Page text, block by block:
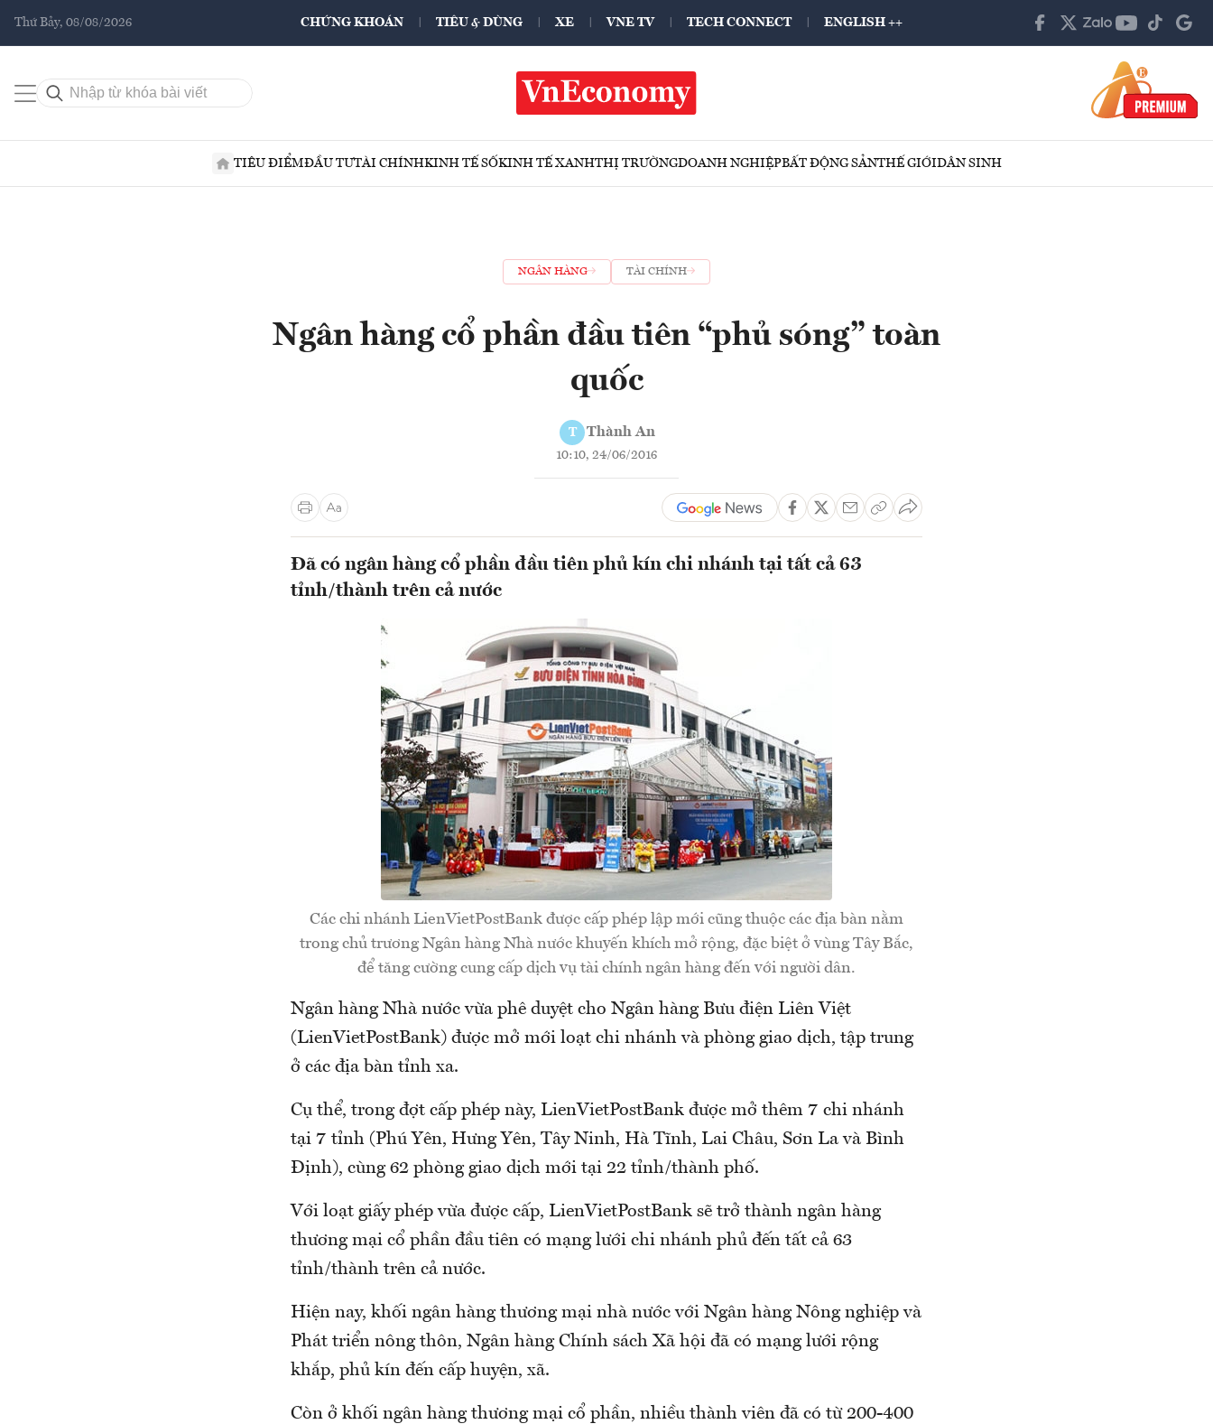
Thứ Bảy, 08/08/2026 CHỨNG KHOÁN TIÊU & DÙNG XE VNE TV TECH CONNECT ENGLISH ++
TIÊU ĐIỂMĐẦU TƯTÀI CHÍNHKINH TẾ SỐKINH TẾ XANHTHỊ TRƯỜNGDOANH NGHIỆPBẤT ĐỘNG SẢNTHẾ GIỚIDÂN SINH
NGÂN HÀNG TÀI CHÍNH
Ngân hàng cổ phần đầu tiên “phủ sóng” toàn
quốc
T Thành An
10:10, 24/06/2016
Đã có ngân hàng cổ phần đầu tiên phủ kín chi nhánh tại tất cả 63
tỉnh/thành trên cả nước
Các chi nhánh LienVietPostBank được cấp phép lập mới cũng thuộc các địa bàn nằm
trong chủ trương Ngân hàng Nhà nước khuyến khích mở rộng, đặc biệt ở vùng Tây Bắc,
để tăng cường cung cấp dịch vụ tài chính ngân hàng đến với người dân.
Ngân hàng Nhà nước vừa phê duyệt cho Ngân hàng Bưu điện Liên Việt
(LienVietPostBank) được mở mới loạt chi nhánh và phòng giao dịch, tập trung
ở các địa bàn tỉnh xa.
Cụ thể, trong đợt cấp phép này, LienVietPostBank được mở thêm 7 chi nhánh
tại 7 tỉnh (Phú Yên, Hưng Yên, Tây Ninh, Hà Tĩnh, Lai Châu, Sơn La và Bình
Định), cùng 62 phòng giao dịch mới tại 22 tỉnh/thành phố.
Với loạt giấy phép vừa được cấp, LienVietPostBank sẽ trở thành ngân hàng
thương mại cổ phần đầu tiên có mạng lưới chi nhánh phủ đến tất cả 63
tỉnh/thành trên cả nước.
Hiện nay, khối ngân hàng thương mại nhà nước với Ngân hàng Nông nghiệp và
Phát triển nông thôn, Ngân hàng Chính sách Xã hội đã có mạng lưới rộng
khắp, phủ kín đến cấp huyện, xã.
Còn ở khối ngân hàng thương mại cổ phần, nhiều thành viên đã có từ 200-400